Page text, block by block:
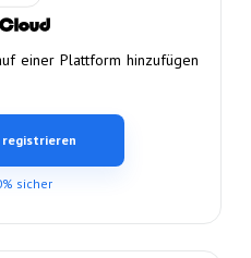
einer Plattform hinzufügen
registrieren
sicher